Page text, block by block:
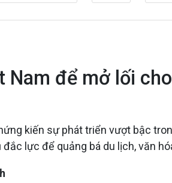
Nam để mở lối
kiến sự phát triển vượt bậc
lực để quảng bá du lịch, văn